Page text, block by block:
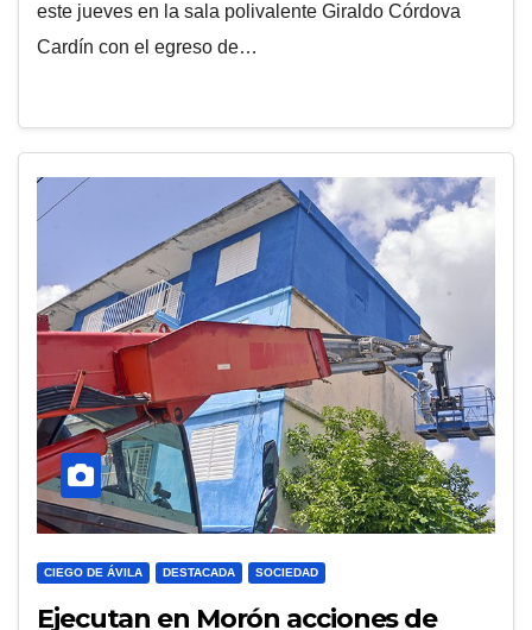
este jueves en la sala polivalente Giraldo Córdova
Cardín con el egreso de…
CIEGO DE ÁVILA DESTACADA SOCIEDAD
Ejecutan en Morón acciones de